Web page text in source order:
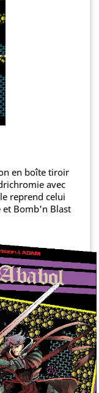
en boîte tiroir
avec
reprend celui
Bomb'n Blast